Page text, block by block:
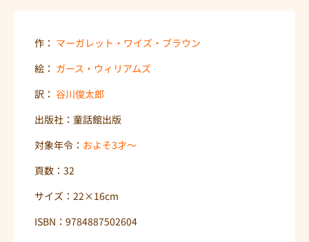
作： マーガレット・ワイズ・ブラウン
絵： ガース・ウィリアムズ
訳： 谷川俊太郎
出版社：童話館出版
対象年令： およそ3才〜
頁数：32
サイズ：22×16cm
ISBN：9784887502604